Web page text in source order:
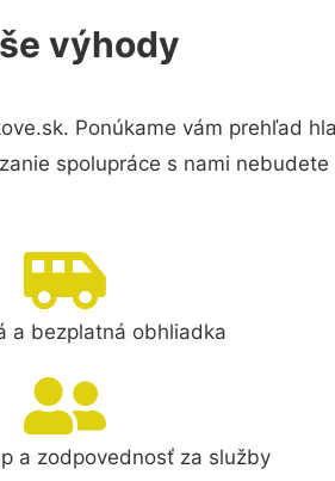
výhody
Ponúkame vám prehľad
spolupráce s nami
a bezplatná obhliadka
a zodpovednosť za služby